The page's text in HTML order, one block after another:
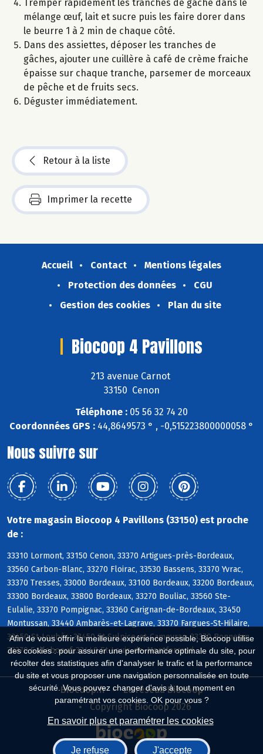
Afin de vous offrir la meilleure expérience possible, Biocoop utilise
des cookies : pour assurer une performance optimale du site, pour
récolter des statistiques afin d'analyser le trafic et la performance
du site et vous proposer une navigation personnalisée en toute
sécurité. Vous pouvez changer d'avis à tout moment en
paramétrant vos cookies. OK pour vous ?
En savoir plus et paramétrer les cookies
Je refuse J'accepte
Tremper rapidement les tranches de gâche dans le
mélange œuf, lait et sucre puis les faire dorer dans
le beurre 1 à 2 min de chaque côté.
Dans des assiettes, déposer les tranches de
gâches, ajouter une cuillère à café de crème fraiche
épaisse sur chaque tranche, parsemer de morceaux
de pêche et de fruits secs.
Déguster immédiatement.
Retour à la liste
Imprimer la recette
Accueil Contact
Mentions légales
Protection des données
CGU
Gestion des cookies
Plan du site
Biocoop 4 Pavillons
213 avenue Carnot
33150 Cenon
Téléphone : 05 56 32 74 20
Coordonnées GPS : 44,8649573 ° , -0,515223800000058 °
Nous suivre sur
Votre magasin Biocoop 4 Pavillons (33150) est proche
de :
33310 Lormont, 33150 Cenon, 33370 Artigues-près-Bordeaux,
33560 Carbon-Blanc, 33270 Floirac, 33530 Bassens, 33370 Yvrac,
33370 Tresses, 33000 Bordeaux, 33100 Bordeaux, 33200 Bordeaux,
33300 Bordeaux, 33800 Bordeaux, 33270 Bouliac, 33560 Ste-
Eulalie, 33370 Pompignac, 33360 Carignan-de-Bordeaux, 33450
Montussan, 33440 Ambarès-et-Lagrave, 33370 Fargues-St-Hilaire,
33450 St-Loubès, 33450 St-Sulpice-et-Cameyrac, 33370 Bonnetan,
33370 Salleboeuf, 33440 St-Louis-de-Montferrand
Biocoop.fr
Le réseau Biocoop
Copyright Biocoop 2026